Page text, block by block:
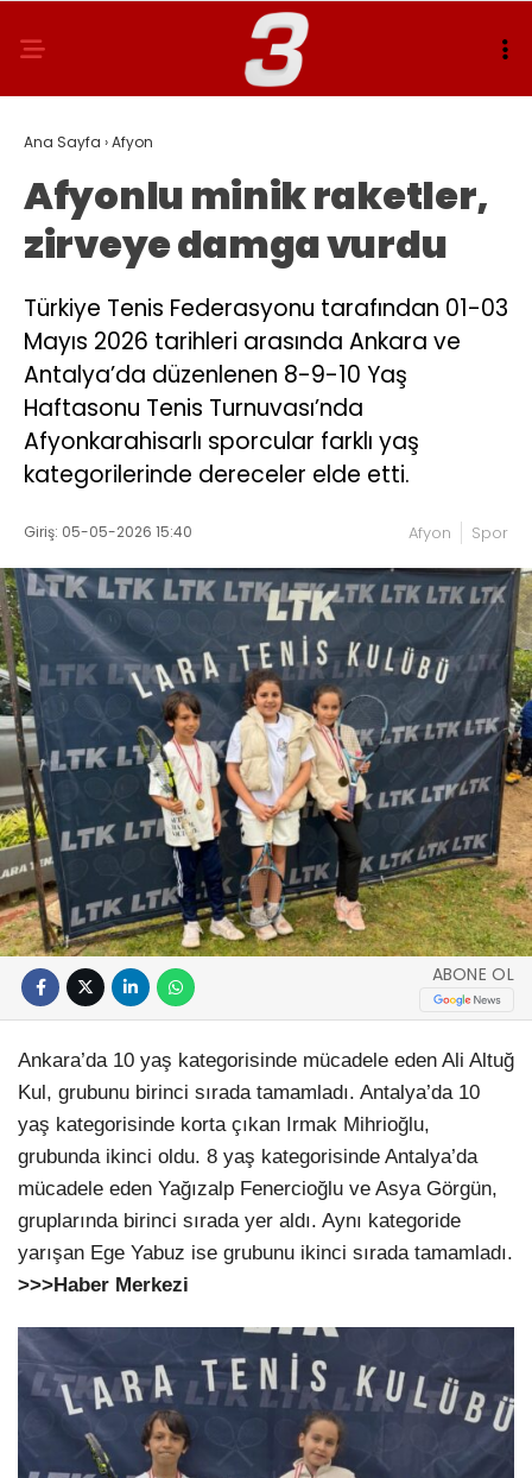
Ana Sayfa ›Afyon
Afyonlu minik raketler,
zirveye damga vurdu
Türkiye Tenis Federasyonu tarafından 01-03
Mayıs 2026 tarihleri arasında Ankara ve
Antalya’da düzenlenen 8-9-10 Yaş
Haftasonu Tenis Turnuvası’nda
Afyonkarahisarlı sporcular farklı yaş
kategorilerinde dereceler elde etti.
Giriş: 05-05-2026 15:40 Afyon Spor
ABONE OL
Ankara’da 10 yaş kategorisinde mücadele eden Ali Altuğ
Kul, grubunu birinci sırada tamamladı. Antalya’da 10
yaş kategorisinde korta çıkan Irmak Mihrioğlu,
grubunda ikinci oldu. 8 yaş kategorisinde Antalya’da
mücadele eden Yağızalp Fenercioğlu ve Asya Görgün,
gruplarında birinci sırada yer aldı. Aynı kategoride
yarışan Ege Yabuz ise grubunu ikinci sırada tamamladı.
>>>Haber Merkezi